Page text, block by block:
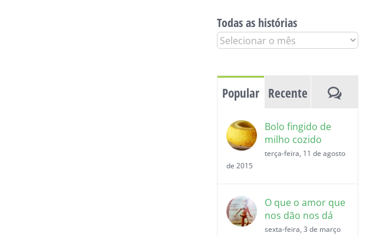
Todas as histórias
Todas
Popular Recente
Bolo fingido de
milho cozido
terça-feira, 11 de agosto
de 2015
O que o amor que
nos dão nos dá
sexta-feira, 3 de março